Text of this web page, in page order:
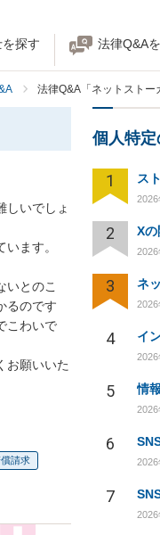
探す 法律Q&A
法律Q&A「ネットストー
しいでしょ
ます。
いとのこ
るのです
こわいで
お願いいた
請求
個人特
1 ス
2026
2
2026
3 ネ
2026
4
2026
5 情
2026
6
2026
7
2026